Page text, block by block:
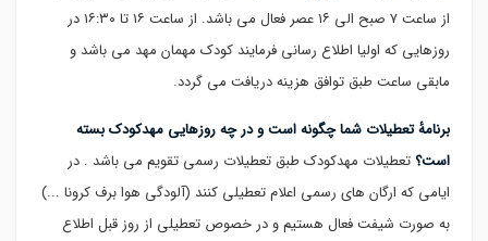
از ساعت ۷ صبح الی ۱۶ عصر فعال می باشد. از ساعت ۱۶ تا ۱۶:۳۰ در
روزهایی که اولیا اطلاع رسانی فرمایند کودک مهمان مهد می باشد و
مابقی ساعت طبق توافق هزینه دریافت می گردد.
برنامهٔ تعطیلات شما چگونه است و در چه روزهایی مهدکودک بسته
است؟ تعطیلات مهدکودک طبق تعطیلات رسمی تقویم می باشد . در
ایامی که ارگان های رسمی اعلام تعطیلی کنند (آلودگی هوا برف کرونا ...)
به صورت شیفت فعال هستیم و در خصوص تعطیلی از روز قبل اطلاع